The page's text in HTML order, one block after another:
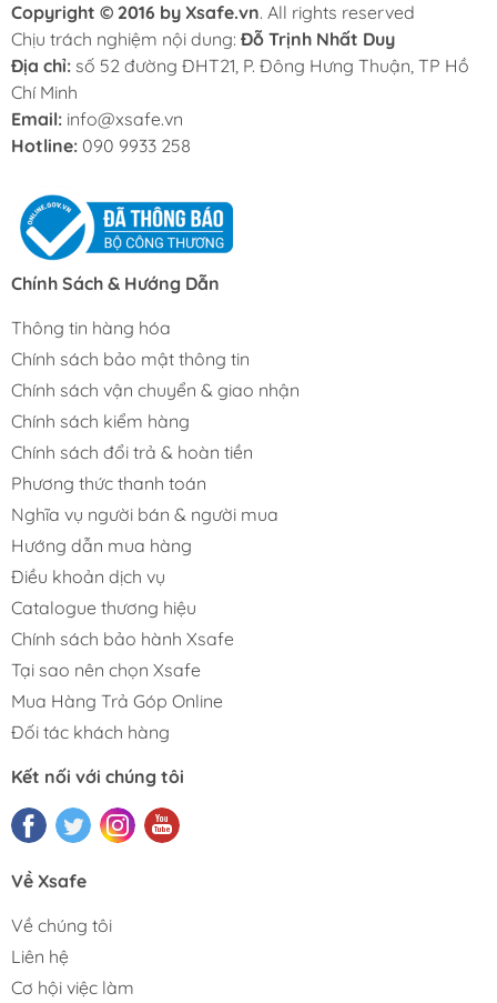
Copyright © 2016 by Xsafe.vn. All rights reserved
Chịu trách nghiệm nội dung: Đỗ Trịnh Nhất Duy
Địa chỉ: số 52 đường ĐHT21, P. Đông Hưng Thuận, TP Hồ
Chí Minh
Email: info@xsafe.vn
Hotline: 090 9933 258
Chính Sách & Hướng Dẫn
Thông tin hàng hóa
Chính sách bảo mật thông tin
Chính sách vận chuyển & giao nhận
Chính sách kiểm hàng
Chính sách đổi trả & hoàn tiền
Phương thức thanh toán
Nghĩa vụ người bán & người mua
Hướng dẫn mua hàng
Điều khoản dịch vụ
Catalogue thương hiệu
Chính sách bảo hành Xsafe
Tại sao nên chọn Xsafe
Mua Hàng Trả Góp Online
Đối tác khách hàng
Kết nối với chúng tôi
Về Xsafe
Về chúng tôi
Liên hệ
Cơ hội việc làm